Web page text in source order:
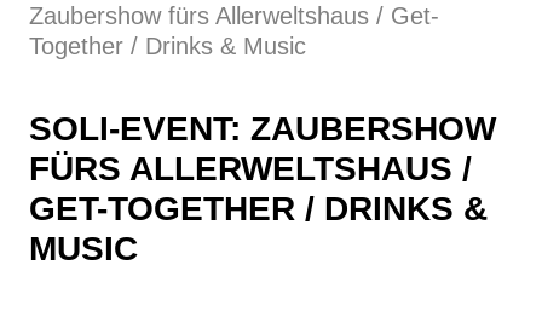
Zaubershow fürs Allerweltshaus / Get-
Together / Drinks & Music
SOLI-EVENT: ZAUBERSHOW
FÜRS ALLERWELTSHAUS /
GET-TOGETHER / DRINKS &
MUSIC